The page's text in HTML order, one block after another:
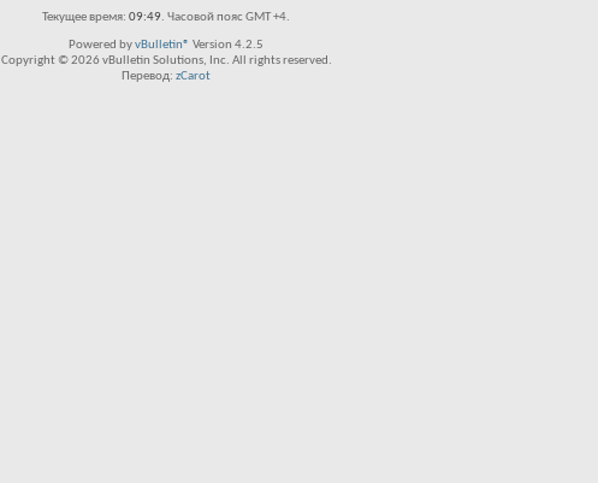
Текущее время: 09:49. Часовой пояс GMT +4.
Powered byvBulletin® Version 4.2.5
Copyright © 2026 vBulletin Solutions, Inc. All rights reserved.
Перевод: zCarot